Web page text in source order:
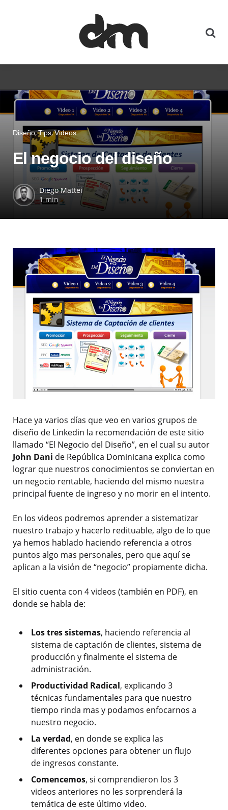
Diseño Tips Videos
El negocio del diseño
Diego Mattei
1 min
Hace ya varios días que veo en varios grupos de
diseño de Linkedin la recomendación de este sitio
llamado “El Negocio del Diseño”, en el cual su autor
John Dani de República Dominicana explica como
lograr que nuestros conocimientos se conviertan en
un negocio rentable, haciendo del mismo nuestra
principal fuente de ingreso y no morir en el intento.
En los videos podremos aprender a sistematizar
nuestro trabajo y hacerlo redituable, algo de lo que
ya hemos hablado haciendo referencia a otros
puntos algo mas personales, pero que aquí se
aplican a la visión de “negocio” propiamente dicha.
El sitio cuenta con 4 videos (también en PDF), en
donde se habla de:
Los tres sistemas, haciendo referencia al
sistema de captación de clientes, sistema de
producción y finalmente el sistema de
administración.
Productividad Radical, explicando 3
técnicas fundamentales para que nuestro
tiempo rinda mas y podamos enfocarnos a
nuestro negocio.
La verdad, en donde se explica las
diferentes opciones para obtener un flujo
de ingresos constante.
Comencemos, si comprendieron los 3
videos anteriores no les sorprenderá la
temática de este último video.